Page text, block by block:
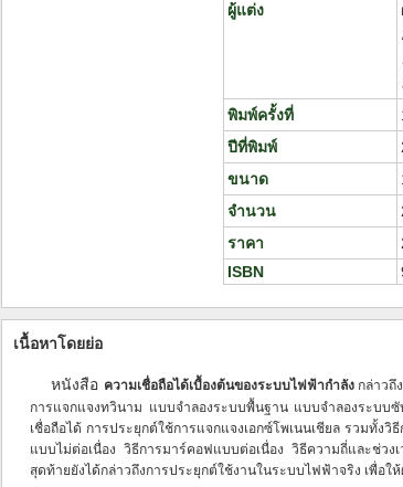
ผู้แต่ง
พิมพ์ครั้งที่
ปีที่พิมพ์
ขนาด
จำนวน
ราคา
ISBN
เนื้อหาโดยย่อ
หนังสือ ความเชื่อถือได้เบื้องต้นของระบบไฟฟ้ากำลังกล่าวถึ
การแจกแจงทวินาม แบบจำลองระบบพื้นฐาน แบบจำลองระบบ
เชื่อถือได้ การประยุกต์ใช้การแจกแจงเอกซ์โพเนนเชียล รวมทั้งวิ
แบบไม่ต่อเนื่อง วิธีการมาร์คอฟแบบต่อเนื่องวิธีความถี่และช่วง
สุดท้ายยังได้กล่าวถึงการประยุกต์ใช้งานในระบบไฟฟ้าจริง เพื่อใ